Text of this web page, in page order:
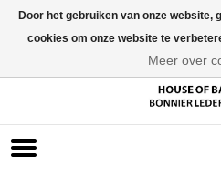
Door het gebruiken van onze website,
cookies om onze website te
Meer over